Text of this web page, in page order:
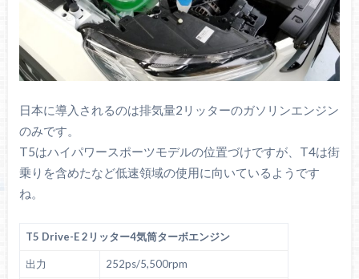
日本に導入されるのは排気量2リッターのガソリンエンジン
のみです。
T5はハイパワースポーツモデルの位置づけですが、T4は街
乗りを含めたなど低速領域の使用に向いているようです
ね。
T5 Drive-E 2リッター4気筒ターボエンジン
出力 252ps/5,500rpm